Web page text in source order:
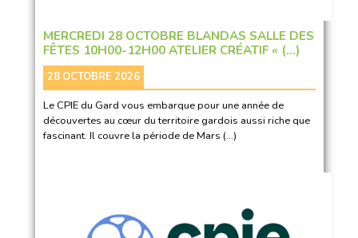
MERCREDI 28 OCTOBRE BLANDAS SALLE DES
FÊTES 10H00-12H00 ATELIER CRÉATIF « (…)
28 OCTOBRE 2026
Le CPIE du Gard vous embarque pour une année de
découvertes au cœur du territoire gardois aussi riche que
fascinant. Il couvre la période de Mars (…)